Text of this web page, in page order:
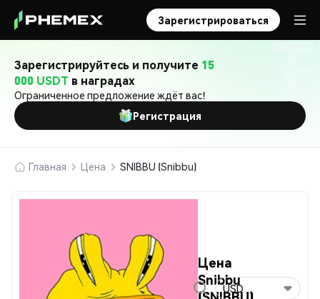
Зарегистрироваться
Зарегистрируйтесь и получите 15
000 USDT в наградах
Ограниченное предложение ждёт вас!
Регистрация
Главная Цена SNIBBU (Snibbu)
Цена
Snibbu
USD